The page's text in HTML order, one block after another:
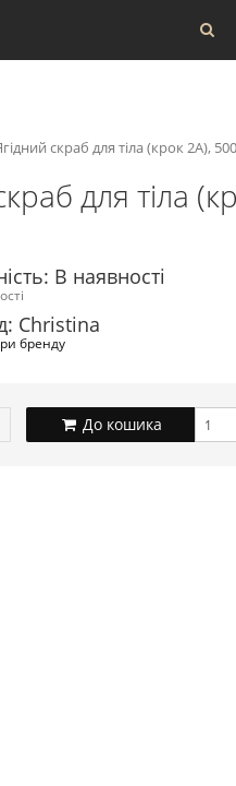
скраб для тіла (крок 2A),
для тіла
В наявності
Christina
бренду
До кошика